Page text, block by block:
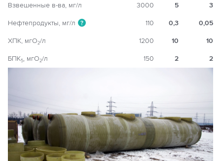
Взвешенные в-ва, мг/л 3000 5 3
Нефтепродукты, мг/л ? 110 0,3 0,05
ХПК, мгO2/л 1200 10 10
БПК5, мгO2/л 150 2 2